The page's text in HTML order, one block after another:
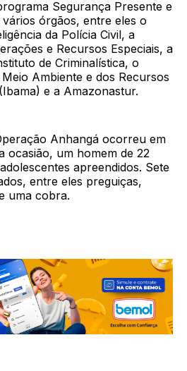
Segurança Presente e
órgãos, entre eles o
da Polícia Civil, a
e Recursos Especiais, a
de Criminalística, o
Ambiente e dos Recursos
e a Amazonastur.
Anhangá ocorreu em
ocasião, um homem de 22
apreendidos. Sete
entre eles preguiças,
uma cobra.